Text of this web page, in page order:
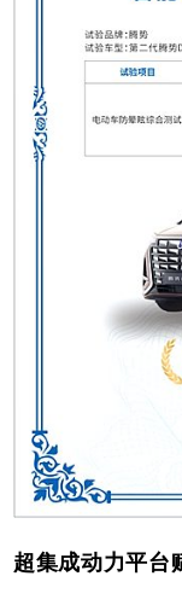
超集成动力平台